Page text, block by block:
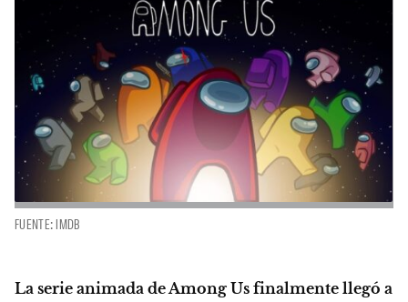
FUENTE: IMDB
La serie animada de Among Us finalmente llegó a